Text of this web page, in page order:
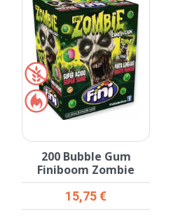
200 Bubble Gum
Finiboom Zombie
Prix
15,75 €